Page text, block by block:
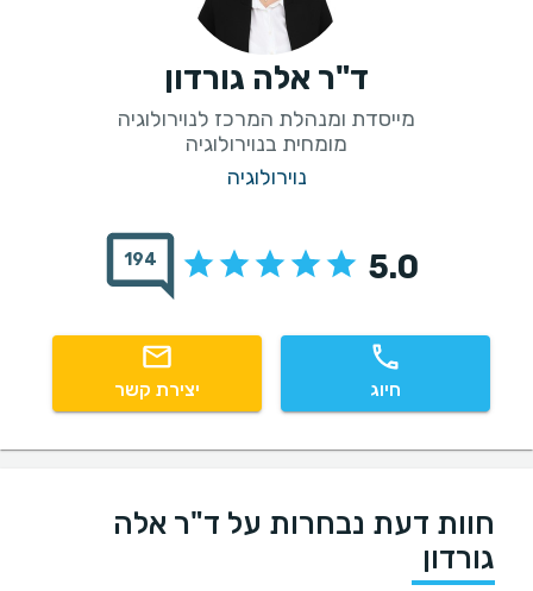
ד"ר אלה גורדון
מומחית בנוירולוגיה
נוירולוגיה
5.0
194
חיוג יצירת קשר
חוות דעת נבחרות על ד"ר אלה
גורדון